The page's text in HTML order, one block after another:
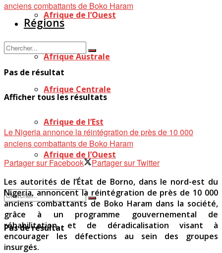
Afrique de l’Ouest
Pas de résultat
Afficher tous les résultats
Régions
Afrique Australe
Afrique Centrale
Afrique de l’Est
Afrique de l’Ouest
Pas de résultat
Le Nigeria annonce la réintégration de près de 10 000
anciens combattants de Boko Haram
Partager sur Facebook
Partager sur Twitter
Les autorités de l’État de Borno, dans le nord-est du
Nigeria, annoncent la réintégration de près de 10 000
anciens combattants de Boko Haram dans la société,
grâce à un programme gouvernemental de
réhabilitation et de déradicalisation visant à
encourager les défections au sein des groupes
insurgés.